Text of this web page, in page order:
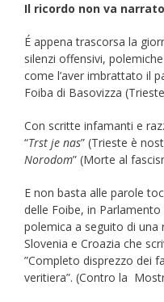
Il ricordo non va narrato
É appena trascorsa la
silenzi offensivi,
come l’aver imbrattato il
Foiba di Basovizza
Con scritte infamanti e
“Trst je nas” (Trieste è
Norodom” (Morte al
E non basta alle parole
delle Foibe, in
polemica a seguito di una
Slovenia e Croazia che
”Completo disprezzo dei
veritiera”. (Contro la